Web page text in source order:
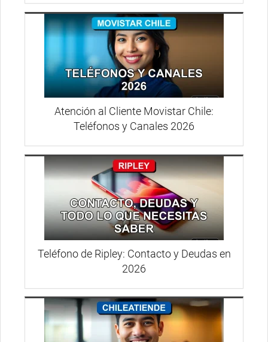
Atención al Cliente Movistar Chile:
Teléfonos y Canales 2026
Teléfono de Ripley: Contacto y Deudas en
2026